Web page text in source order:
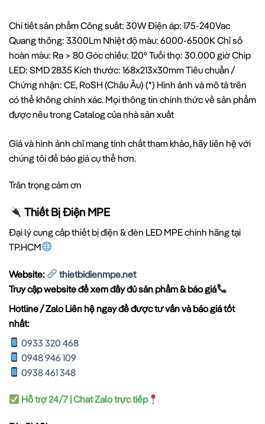
Chi tiết sản phẩm Công suất: 30W Điện áp: 175-240Vac
Quang thông: 3300Lm Nhiệt độ màu: 6000-6500K Chỉ số
hoàn màu: Ra > 80 Góc chiếu: 120⁰ Tuổi thọ: 30.000 giờ Chip
LED: SMD 2835 Kích thước: 168x213x30mm Tiêu chuẩn /
Chứng nhận: CE, RoSH (Châu Âu) (*) Hình ảnh và mô tả trên
có thể không chính xác. Mọi thông tin chính thức về sản phẩm
được nêu trong Catalog của nhà sản xuất
Giá và hình ảnh chỉ mang tính chất tham khảo, hãy liên hệ với
chúng tôi để báo giá cụ thể hơn.
Trân trọng cảm ơn
Thiết Bị Điện MPE
Đại lý cung cấp thiết bị điện & đèn LED MPE chính hãng tại
TP.HCM
Website:
thietbidienmpe.net
Truy cập website để xem đầy đủ sản phẩm & báo giá
Hotline / Zalo Liên hệ ngay để được tư vấn và báo giá tốt
nhất:
0933 320 468
0948 946 109
0938 461 348
Hỗ trợ 24/7 | Chat Zalo trực tiếp